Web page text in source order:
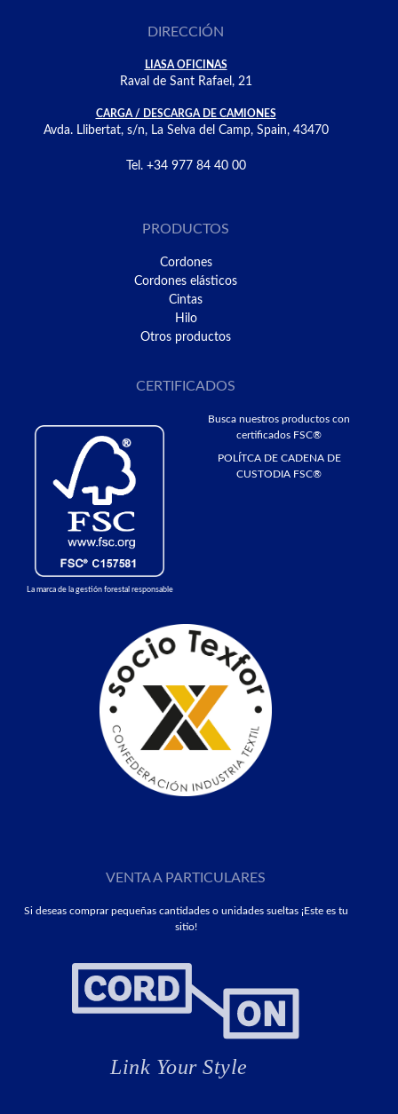
DIRECCIÓN
LIASA OFICINAS
Raval de Sant Rafael, 21
CARGA / DESCARGA DE CAMIONES
Avda. Llibertat, s/n, La Selva del Camp, Spain, 43470
Tel. +34 977 84 40 00
PRODUCTOS
Cordones
Cordones elásticos
Cintas
Hilo
Otros productos
CERTIFICADOS
Busca nuestros productos con
certificados FSC®
POLÍTCA DE CADENA DE
CUSTODIA FSC®
La marca de la gestión forestal responsable
VENTA A PARTICULARES
Si deseas comprar pequeñas cantidades o unidades sueltas ¡Este es tu
sitio!